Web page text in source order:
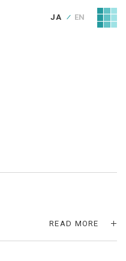
JA EN
READ MORE